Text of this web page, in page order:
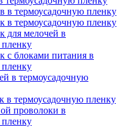
в термоусадочную пленку
в термоусадочную пленку
для мелочей в
с блоками питания в
в термоусадочную
в термоусадочную пленку
проволоки в